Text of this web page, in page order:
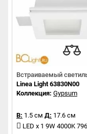
Встраиваемый
Linea Light 63830N00
Коллекция: Gypsum
В: 1.5 см Д: 17.6 см
LED x 1 9W 4000K